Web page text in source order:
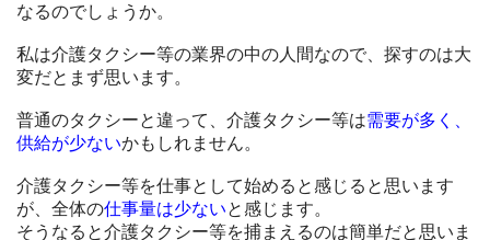
なるのでしょうか。
私は介護タクシー等の業界の中の人間なので、探すのは大
変だとまず思います。
普通のタクシーと違って、介護タクシー等は需要が多く、
供給が少ないかもしれません。
介護タクシー等を仕事として始めると感じると思います
が、全体の仕事量は少ないと感じます。
そうなると介護タクシー等を捕まえるのは簡単だと思いま